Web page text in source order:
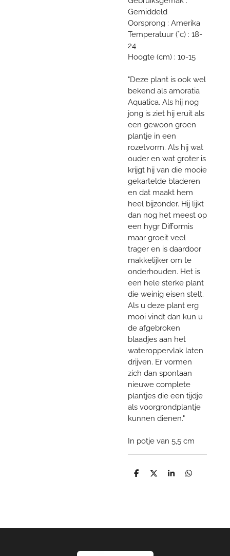
Gemiddeld
Oorsprong : Amerika
Temperatuur (°c) : 18-
24
Hoogte (cm) : 10-15
"Deze plant is ook wel
bekend als amoratia
Aquatica. Als hij nog
jong is ziet hij eruit als
een gewoon groen
plantje in een
rozetvorm. Als hij wat
ouder en wat groter is
krijgt hij van die mooie
gekartelde bladeren
en dat maakt hem
heel bijzonder. Hij lijkt
dan nog het meest op
een hygr Difformis
maar groeit veel
trager en is daardoor
makkelijker om te
onderhouden. Het is
een hele sterke plant
die weinig eisen stelt.
Als u deze plant erg
mooi vindt dan kun u
de afgebroken
blaadjes aan het
wateroppervlak laten
drijven. Er vormen
zich dan spontaan
nieuwe complete
plantjes die een tijdje
als voorgrondplantje
kunnen dienen."
In potje van 5,5 cm
D
D
S
D